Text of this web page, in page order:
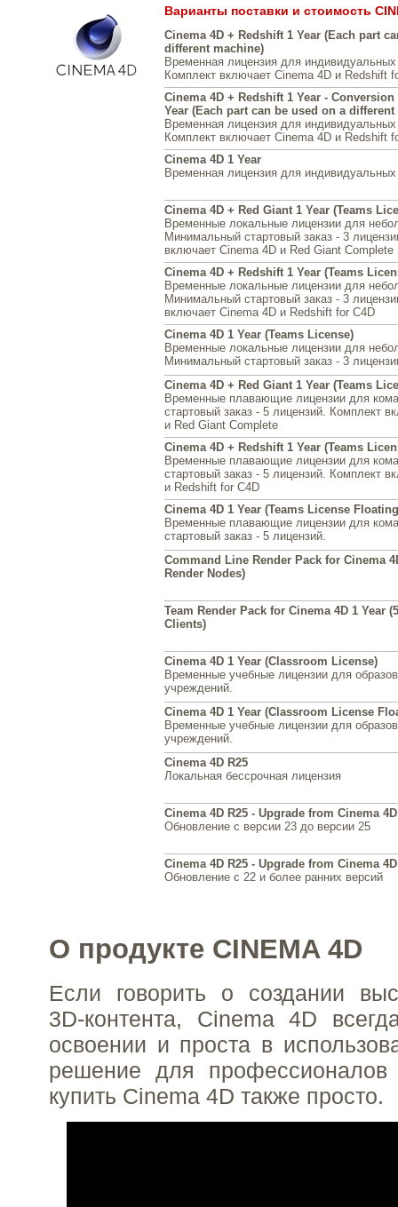
Варианты поставки и стоимость
Cinema 4D + Redshift 1 Year (Each part
different machine)
Временная лицензия для
Комплект включает Cinema 4D и Redshift
Cinema 4D + Redshift 1 Year -
Year (Each part can be used on a
Временная лицензия для
Комплект включает Cinema 4D и Redshift
Cinema 4D 1 Year
Временная лицензия для индивидуальных
Cinema 4D + Red Giant 1 Year (Teams
Временные локальные лицензии для
Минимальный стартовый заказ - 3
включает Cinema 4D и Red Giant Complete
Cinema 4D + Redshift 1 Year (Teams
Временные локальные лицензии для
Минимальный стартовый заказ - 3
включает Cinema 4D и Redshift for C4D
Cinema 4D 1 Year (Teams License)
Временные локальные лицензии для
Минимальный стартовый заказ - 3
Cinema 4D + Red Giant 1 Year (Teams
Временные плавающие лицензии для
стартовый заказ - 5 лицензий. Комплект
и Red Giant Complete
Cinema 4D + Redshift 1 Year (Teams
Временные плавающие лицензии для
стартовый заказ - 5 лицензий. Комплект
и Redshift for C4D
Cinema 4D 1 Year (Teams License
Временные плавающие лицензии для
стартовый заказ - 5 лицензий.
Command Line Render Pack for Cinema
Render Nodes)
Team Render Pack for Cinema 4D 1 Year
Clients)
Cinema 4D 1 Year (Classroom License)
Временные учебные лицензии для
учреждений.
Cinema 4D 1 Year (Classroom License
Временные учебные лицензии для
учреждений.
Cinema 4D R25
Локальная бессрочная лицензия
Cinema 4D R25 - Upgrade from Cinema
Обновление с версии 23 до версии 25
Cinema 4D R25 - Upgrade from Cinema
Обновление с 22 и более ранних версий
О продукте CINEMA 4D
Если говорить о создании
3D-контента, Cinema 4D
освоении и проста в
решение для профессионалов
купить Cinema 4D также просто.